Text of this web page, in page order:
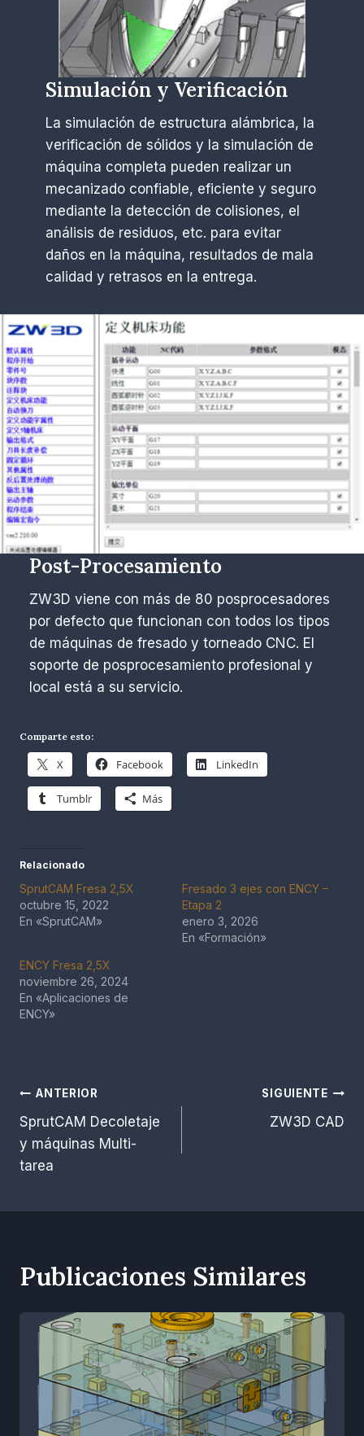
Simulación y Verificación
La simulación de estructura alámbrica, la
verificación de sólidos y la simulación de
máquina completa pueden realizar un
mecanizado confiable, eficiente y seguro
mediante la detección de colisiones, el
análisis de residuos, etc. para evitar
daños en la máquina, resultados de mala
calidad y retrasos en la entrega.
Post-Procesamiento
ZW3D viene con más de 80 posprocesadores
por defecto que funcionan con todos los tipos
de máquinas de fresado y torneado CNC. El
soporte de posprocesamiento profesional y
local está a su servicio.
Comparte esto:
X Facebook LinkedIn
Tumblr Más
Relacionado
SprutCAM Fresa 2,5X
octubre 15, 2022
En «SprutCAM»
Fresado 3 ejes con ENCY –
Etapa 2
enero 3, 2026
En «Formación»
ENCY Fresa 2,5X
noviembre 26, 2024
En «Aplicaciones de
ENCY»
Navegación
de
entradas
ANTERIOR
SprutCAM Decoletaje
y máquinas Multi-
tarea
SIGUIENTE
ZW3D CAD
Publicaciones Similares